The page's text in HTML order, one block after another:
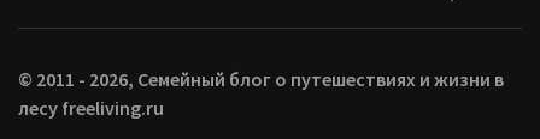
© 2011 - 2026, Семейный блог о путешествиях и жизни в
лесу freeliving.ru